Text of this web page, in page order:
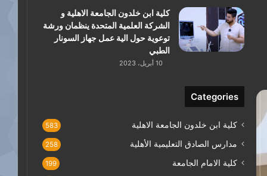
كلية ابن خلدون الجامعة الاهلية و
الشركة العلمية المتحدة ينظمان ورشة
توعوية حول الية عمل جهاز السونار
الطبي
10 أبريل، 2023
Categories
كلية ابن خلدون الجامعة الاهلية 583
مدارس الصادق التعليمية الأهلية 258
كلية الامام الجامعة 199